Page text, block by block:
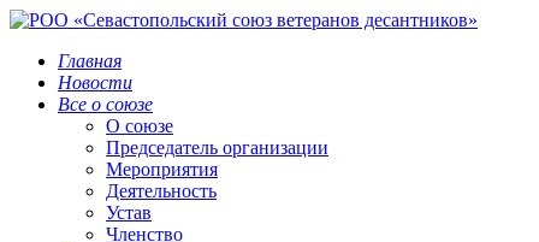
Главная
Новости
Все о союзе
О союзе
Председатель организации
Мероприятия
Деятельность
Устав
Членство